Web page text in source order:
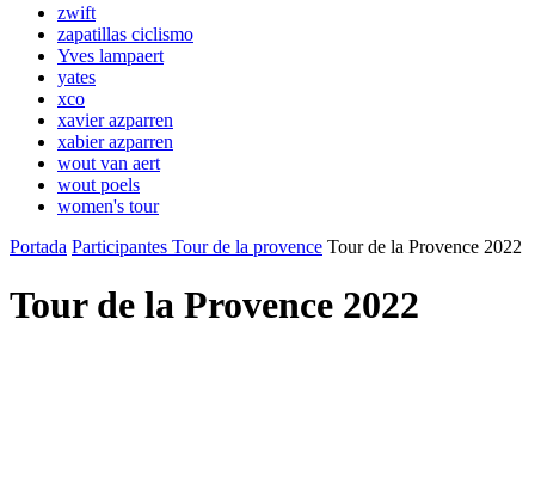
zwift
zapatillas ciclismo
Yves lampaert
yates
xco
xavier azparren
xabier azparren
wout van aert
wout poels
women's tour
Portada Participantes Tour de la provence Tour de la Provence 2022
Tour de la Provence 2022